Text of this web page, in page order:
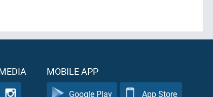
MOBILE APP
Google Play App Store